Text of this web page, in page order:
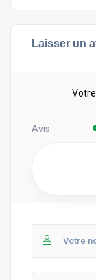
Laisser un
Avis